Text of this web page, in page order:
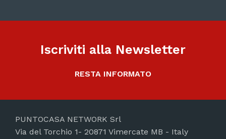
Iscriviti alla Newsletter
RESTA INFORMATO
PUNTOCASA NETWORK Srl
Via del Torchio 1- 20871 Vimercate MB - Italy